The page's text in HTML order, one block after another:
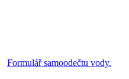
Formulář samoodečtu vody.